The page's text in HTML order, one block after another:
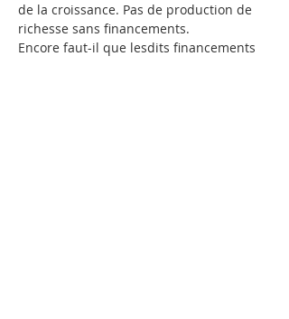
de la croissance. Pas de production de
richesse sans financements.
Encore faut-il que lesdits financements